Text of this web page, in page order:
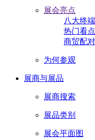
展会亮点
八大终端
热门看点
商贸配对
为何参观
展商与展品
展商搜索
展品类别
展会平面图